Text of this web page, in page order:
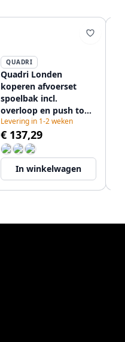
QUADRI
Quadri Londen
koperen afvoerset
spoelbak incl.
overloop en push to
open knop koper
1208956063
Levering in 1-2 weken
€ 137,29
In winkelwagen